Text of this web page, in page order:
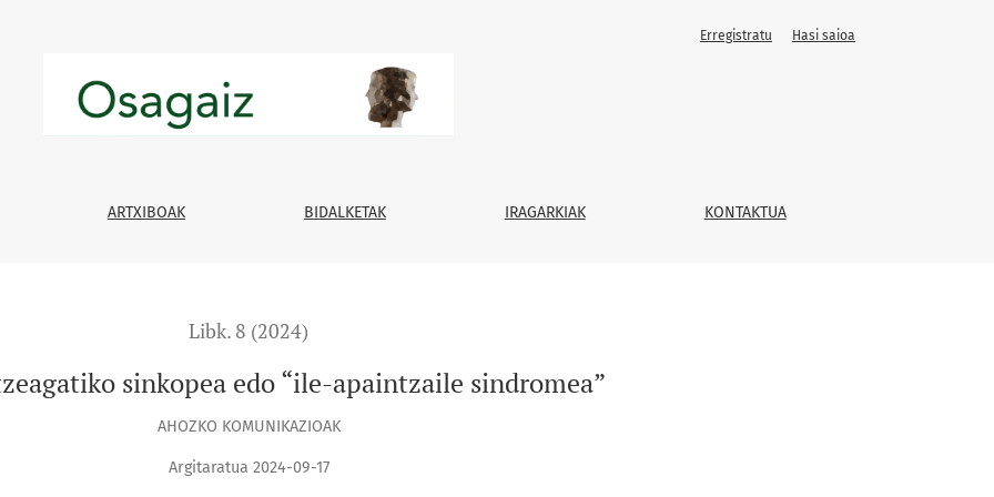
sindromea”
ARTXIBOAK BIDALKETAK IRAGARKIAK KONTAKTUA
Erregistratu Hasi saioa
Libk. 8 (2024)
sinkopea edo “ile-apaintzaile sindromea”
AHOZKO KOMUNIKAZIOAK
Argitaratua 2024-09-17